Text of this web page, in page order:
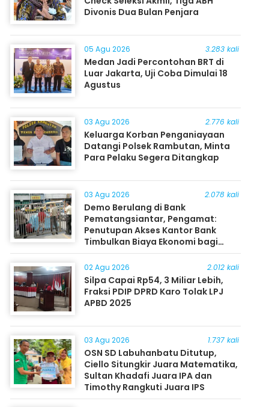
Divonis Dua Bulan Penjara
05 Agu 2026 3.283 kali
Medan Jadi Percontohan BRT di
Luar Jakarta, Uji Coba Dimulai 18
Agustus
03 Agu 2026 2.776 kali
Keluarga Korban Penganiayaan
Datangi Polsek Rambutan, Minta
Para Pelaku Segera Ditangkap
03 Agu 2026 2.078 kali
Demo Berulang di Bank
Pematangsiantar, Pengamat:
Penutupan Akses Kantor Bank
Timbulkan Biaya Ekonomi bagi
Masyarakat
02 Agu 2026 2.012 kali
Silpa Capai Rp54, 3 Miliar Lebih,
Fraksi PDIP DPRD Karo Tolak LPJ
APBD 2025
03 Agu 2026 1.737 kali
OSN SD Labuhanbatu Ditutup,
Ciello Situngkir Juara Matematika,
Sultan Khadafi Juara IPA dan
Timothy Rangkuti Juara IPS